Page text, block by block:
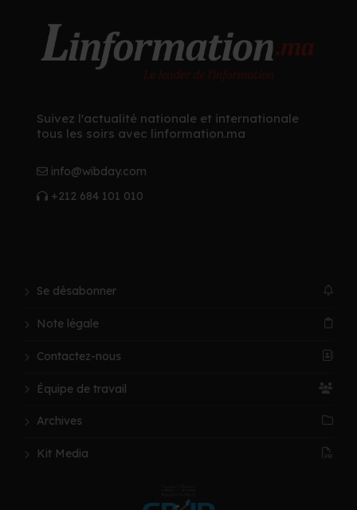
Suivez l'actualité nationale et internationale
tous les soirs avec linformation.ma
info@wibday.com
+212 684 101 010
Se désabonner
Note légale
Contactez-nous
Équipe de travail
Archives
Kit Media